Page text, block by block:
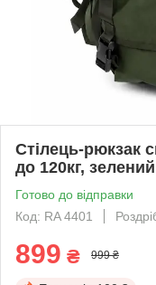
Стілець-рюкзак
до 120кг, зелений
Готово до відправки
Код: RA 4401
899 ₴ 999 ₴